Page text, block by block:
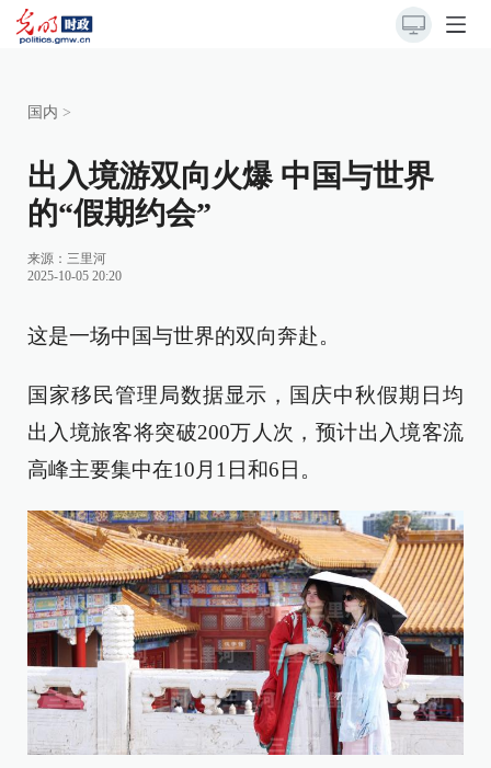
国内 >
出入境游双向火爆 中国与世界
的“假期约会”
来源： 三里河
2025-10-05 20:20
这是一场中国与世界的双向奔赴。
国家移民管理局数据显示，国庆中秋假期日均
出入境旅客将突破200万人次，预计出入境客流
高峰主要集中在10月1日和6日。